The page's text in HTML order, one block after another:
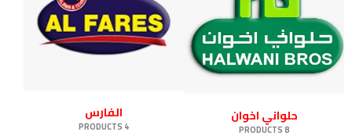
حلواني اخوان
8 PRODUCTS
الفارس
4 PRODUCTS